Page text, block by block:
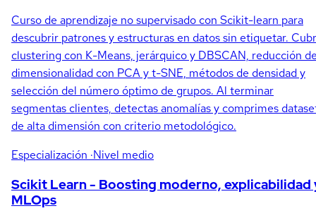
Curso de aprendizaje no supervisado con Scikit-learn para
descubrir patrones y estructuras en datos sin etiquetar.
clustering con K-Means, jerárquico y DBSCAN, reducción
dimensionalidad con PCA y t-SNE, métodos de densidad y
selección del número óptimo de grupos. Al terminar
segmentas clientes, detectas anomalías y comprimes
de alta dimensión con criterio metodológico.
Especialización ·Nivel medio
Scikit Learn - Boosting moderno, explicabilidad
MLOps